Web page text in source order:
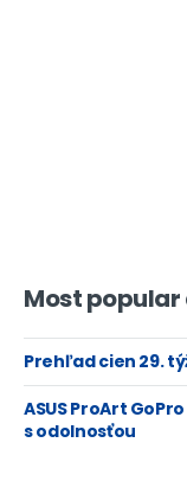
Most
Prehľad cien 29.
ASUS ProArt
s odolnosťou